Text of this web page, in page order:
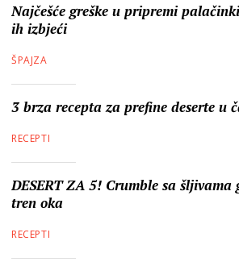
Najčešće greške u pripremi
ih izbjeći
ŠPAJZA
3 brza recepta za prefine deserte u
RECEPTI
DESERT ZA 5! Crumble sa šljivama
tren oka
RECEPTI